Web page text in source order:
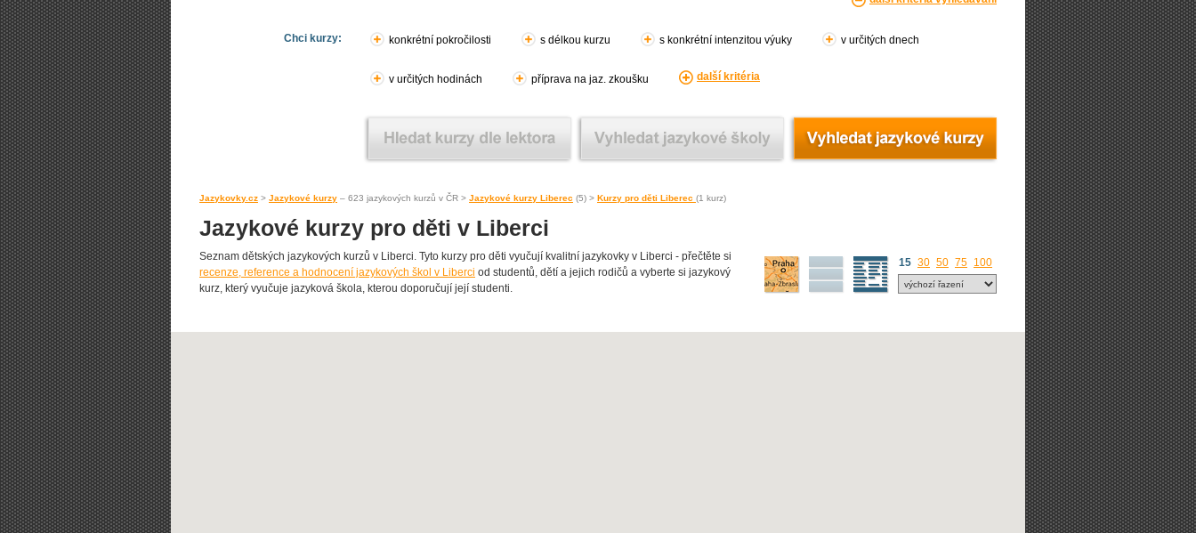
Chci kurzy: konkrétní pokročilosti s délkou kurzu s konkrétní intenzitou výuky v určitých dnech
v určitých hodinách příprava na jaz. zkoušku další kritéria
Jazykovky.cz > Jazykové kurzy – 623 jazykových kurzů v ČR > Jazykové kurzy Liberec (5) > Kurzy pro děti Liberec (1 kurz)
Jazykové kurzy pro děti v Liberci
Seznam dětských jazykových kurzů v Liberci. Tyto kurzy pro děti vyučují kvalitní jazykovky v Liberci - přečtěte si
recenze, reference a hodnocení jazykových škol v Liberci od studentů, dětí a jejich rodičů a vyberte si jazykový
kurz, který vyučuje jazyková škola, kterou doporučují její studenti.
15 30 50 75 100